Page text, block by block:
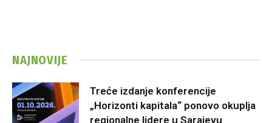
NAJNOVIJE
Treće izdanje konferencije
„Horizonti kapitala“ ponovo okuplja
regionalne lidere u Sarajevu